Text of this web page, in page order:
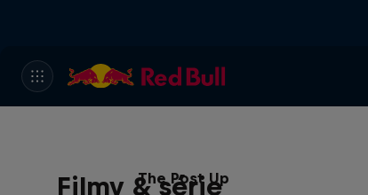
Filmy & série
The Post Up